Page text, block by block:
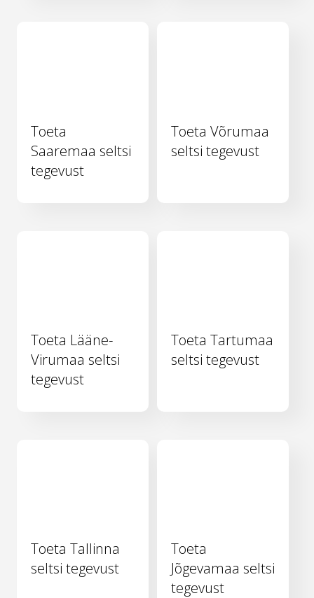
Toeta
Saaremaa seltsi
tegevust
Toeta Võrumaa
seltsi tegevust
Toeta Lääne-
Virumaa seltsi
tegevust
Toeta Tartumaa
seltsi tegevust
Toeta Tallinna
seltsi tegevust
Toeta
Jõgevamaa seltsi
tegevust